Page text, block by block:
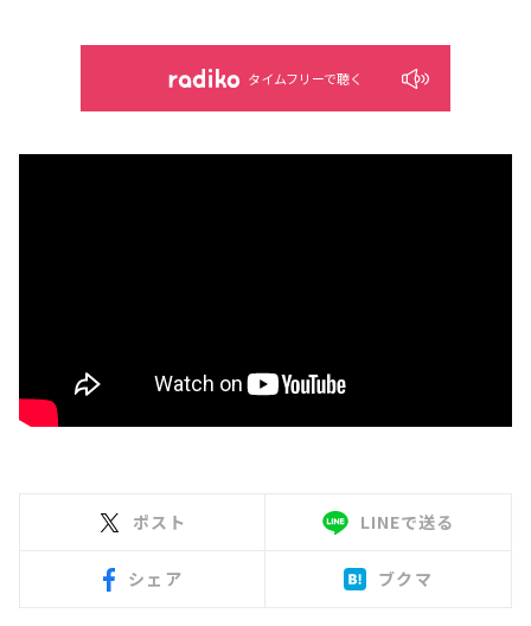
タイムフリーで聴く
ポスト LINEで送る
シェア ブクマ